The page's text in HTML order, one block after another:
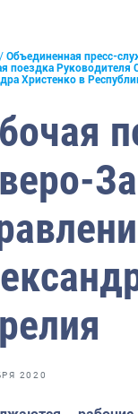
Объединенная пресс-
поездка Руководителя
Христенко в
2020